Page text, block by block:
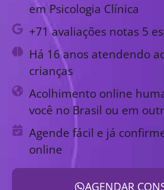
em Psicologia Clínica
+71 avaliações notas 5
Há 16 anos atendendo
crianças
Acolhimento online
você no Brasil ou em
Agende fácil e já
online
AGENDAR